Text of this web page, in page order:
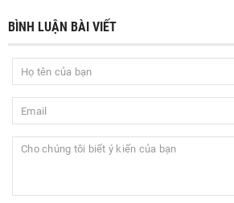
BÌNH LUẬN BÀI VIẾT